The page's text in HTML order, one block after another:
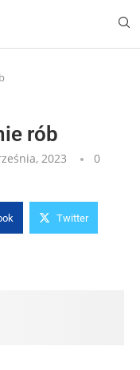
rób
2023
0
Twitter